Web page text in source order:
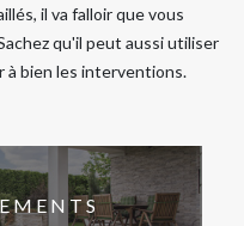
il va falloir que vous
qu'il peut aussi utiliser
à bien les interventions.